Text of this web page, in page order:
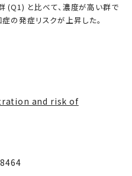
(Q1) と比べて、濃度が高い群で
の発症リスクが上昇した。
and risk of